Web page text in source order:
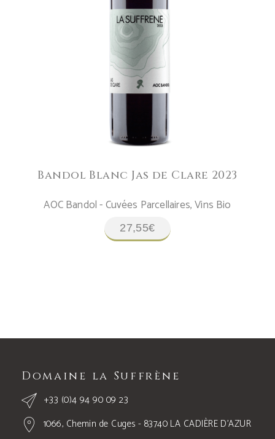
AJOUTER AU PANIER
Bandol Blanc Jas de Clare 2023
AOC Bandol - Cuvées Parcellaires,Vins Bio
27,55€
Domaine la Suffrène
+33 (0)4 94 90 09 23
1066, Chemin de Cuges - 83740 LA CADIÈRE D’AZUR